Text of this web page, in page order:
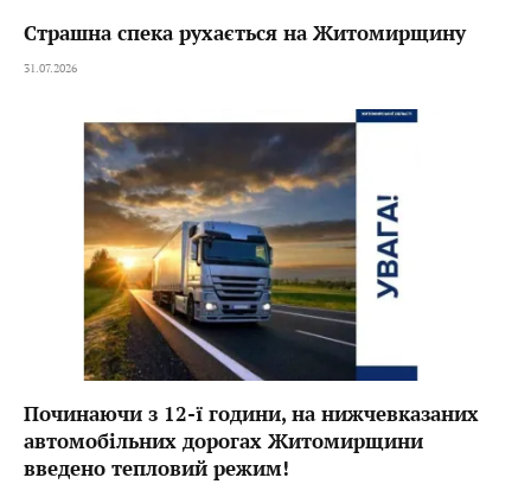
Страшна спека рухається на Житомирщину
31.07.2026
Починаючи з 12-ї години, на нижчевказаних
автомобільних дорогах Житомирщини
введено тепловий режим!